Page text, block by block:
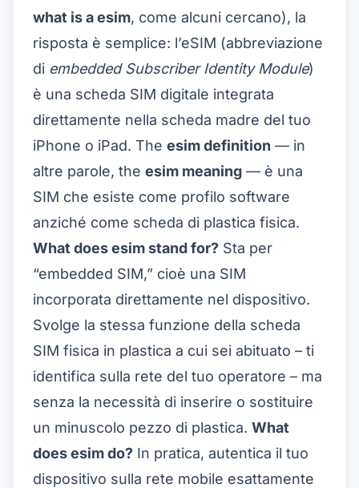
what is a esim, come alcuni cercano), la
risposta è semplice: l’eSIM (abbreviazione
di embedded Subscriber Identity Module)
è una scheda SIM digitale integrata
direttamente nella scheda madre del tuo
iPhone o iPad. The esim definition — in
altre parole, the esim meaning — è una
SIM che esiste come profilo software
anziché come scheda di plastica fisica.
What does esim stand for? Sta per
“embedded SIM,” cioè una SIM
incorporata direttamente nel dispositivo.
Svolge la stessa funzione della scheda
SIM fisica in plastica a cui sei abituato – ti
identifica sulla rete del tuo operatore – ma
senza la necessità di inserire o sostituire
un minuscolo pezzo di plastica. What
does esim do? In pratica, autentica il tuo
dispositivo sulla rete mobile esattamente